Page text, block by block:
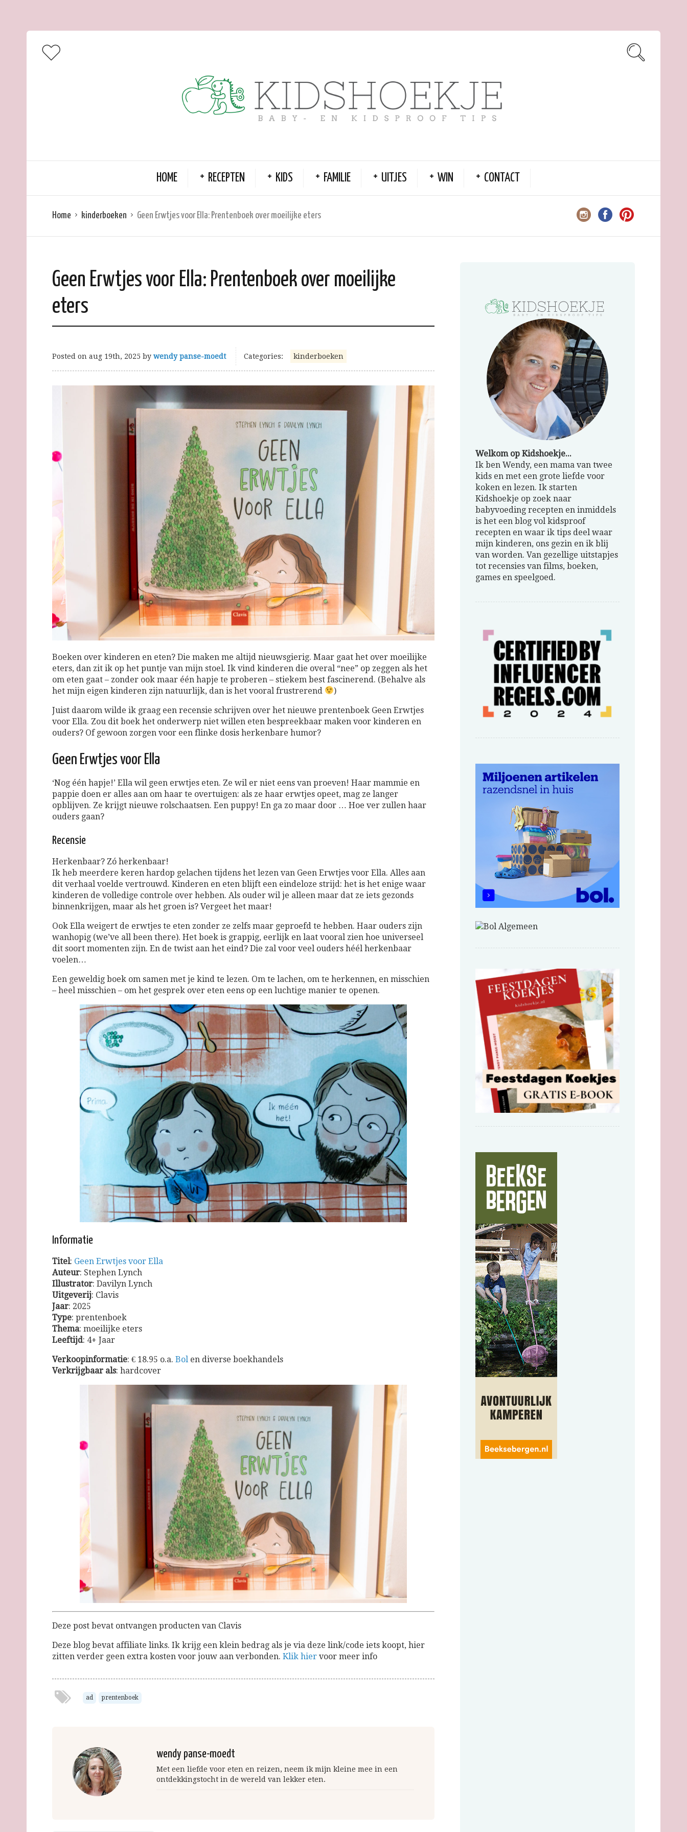
HOME RECEPTEN KIDS FAMILIE UITJES WIN CONTACT
Home kinderboeken Geen Erwtjes voor Ella: Prentenboek over moeilijke eters
Geen Erwtjes voor Ella: Prentenboek over moeilijke
eters
Posted on aug 19th, 2025 by wendy panse-moedt Categories: kinderboeken
Boeken over kinderen en eten? Die maken me altijd nieuwsgierig. Maar gaat het over moeilijke
eters, dan zit ik op het puntje van mijn stoel. Ik vind kinderen die overal “nee” op zeggen als het
om eten gaat – zonder ook maar één hapje te proberen – stiekem best fascinerend. (Behalve als
het mijn eigen kinderen zijn natuurlijk, dan is het vooral frustrerend
)
Juist daarom wilde ik graag een recensie schrijven over het nieuwe prentenboek Geen Erwtjes
voor Ella. Zou dit boek het onderwerp niet willen eten bespreekbaar maken voor kinderen en
ouders? Of gewoon zorgen voor een flinke dosis herkenbare humor?
Geen Erwtjes voor Ella
‘Nog één hapje!’ Ella wil geen erwtjes eten. Ze wil er niet eens van proeven! Haar mammie en
pappie doen er alles aan om haar te overtuigen: als ze haar erwtjes opeet, mag ze langer
opblijven. Ze krijgt nieuwe rolschaatsen. Een puppy! En ga zo maar door … Hoe ver zullen haar
ouders gaan?
Recensie
Herkenbaar? Zó herkenbaar!
Ik heb meerdere keren hardop gelachen tijdens het lezen van Geen Erwtjes voor Ella. Alles aan
dit verhaal voelde vertrouwd. Kinderen en eten blijft een eindeloze strijd: het is het enige waar
kinderen de volledige controle over hebben. Als ouder wil je alleen maar dat ze iets gezonds
binnenkrijgen, maar als het groen is? Vergeet het maar!
Ook Ella weigert de erwtjes te eten zonder ze zelfs maar geproefd te hebben. Haar ouders zijn
wanhopig (we’ve all been there). Het boek is grappig, eerlijk en laat vooral zien hoe universeel
dit soort momenten zijn. En de twist aan het eind? Die zal voor veel ouders héél herkenbaar
voelen…
Een geweldig boek om samen met je kind te lezen. Om te lachen, om te herkennen, en misschien
– heel misschien – om het gesprek over eten eens op een luchtige manier te openen.
Informatie
Titel: Geen Erwtjes voor Ella
Auteur: Stephen Lynch
Illustrator: Davilyn Lynch
Uitgeverij: Clavis
Jaar: 2025
Type: prentenboek
Thema: moeilijke eters
Leeftijd: 4+ Jaar
Verkoopinformatie: € 18.95 o.a. Bol en diverse boekhandels
Verkrijgbaar als: hardcover
Deze post bevat ontvangen producten van Clavis
Deze blog bevat affiliate links. Ik krijg een klein bedrag als je via deze link/code iets koopt, hier
zitten verder geen extra kosten voor jouw aan verbonden. Klik hier voor meer info
ad prentenboek
wendy panse-moedt
Met een liefde voor eten en reizen, neem ik mijn kleine mee in een
ontdekkingstocht in de wereld van lekker eten.
Welkom op Kidshoekje...
Ik ben Wendy, een mama van twee
kids en met een grote liefde voor
koken en lezen. Ik starten
Kidshoekje op zoek naar
babyvoeding recepten en inmiddels
is het een blog vol kidsproof
recepten en waar ik tips deel waar
mijn kinderen, ons gezin en ik blij
van worden. Van gezellige uitstapjes
tot recensies van films, boeken,
games en speelgoed.